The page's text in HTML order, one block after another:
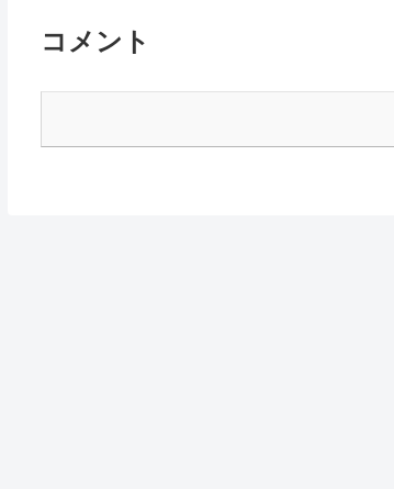
コメント